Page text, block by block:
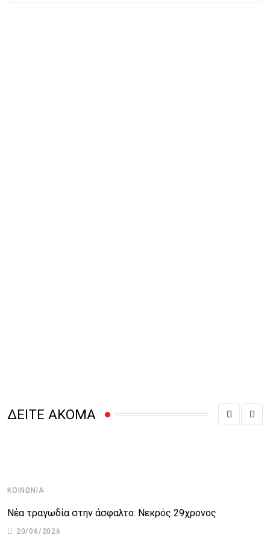
ΔΕΙΤΕ ΑΚΟΜΑ
ΚΟΙΝΩΝΊΑ
Νέα τραγωδία στην άσφαλτο: Νεκρός 29χρονος
20/06/2026